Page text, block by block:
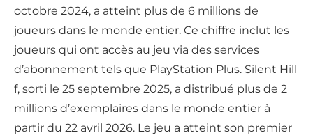
octobre 2024, a atteint plus de 6 millions de
joueurs dans le monde entier. Ce chiffre inclut les
joueurs qui ont accès au jeu via des services
d’abonnement tels que PlayStation Plus. Silent Hill
f, sorti le 25 septembre 2025, a distribué plus de 2
millions d’exemplaires dans le monde entier à
partir du 22 avril 2026. Le jeu a atteint son premier